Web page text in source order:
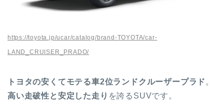
https://toyota.jp/ucar/catalog/brand-TOYOTA/car-
LAND_CRUISER_PRADO/
トヨタの安くてモテる車2位ランドクルーザープラド 。
高い走破性と安定した走り を誇るSUVです。